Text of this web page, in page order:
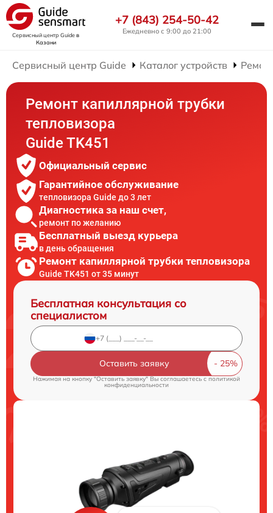
Сервисный центр Guideв
Казани
+7 (843) 254-50-42
Ежедневно с 9:00 до 21:00
Сервисный центр Guide Каталог устройств
Ремонт капиллярной трубки
тепловизора
Guide TK451
Официальный сервис
Гарантийное обслуживание
тепловизора Guide до 3 лет
Диагностика за наш счет,
ремонт по желанию
Бесплатный выезд курьера
в день обращения
Ремонт капиллярной трубки тепловизора
Guide TK451 от 35 минут
Бесплатная консультация со
специалистом
Оставить заявку
Нажимая на кнопку "Оставить заявку" Вы соглашаетесь cполитикой
конфиденциальности